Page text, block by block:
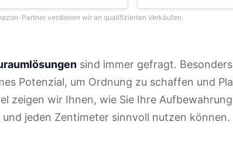
Partner verdienen wir an qualifizierten Verkäufen.
sind immer gefragt.
Potenzial, um Ordnung zu schaffen und
zeigen wir Ihnen, wie Sie Ihre
und jeden Zentimeter sinnvoll nutzen können.